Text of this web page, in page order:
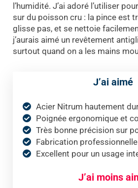
l’humidité. J’ai adoré l’utiliser
sur du poisson cru : la pince est
glisse pas, et se nettoie
j’aurais aimé un revêtement
surtout quand on a les mains
J’ai aimé
Acier Nitrum hautement
Poignée ergonomique et
Très bonne précision sur
Fabrication professionnelle
Excellent pour un usage
J’ai moins